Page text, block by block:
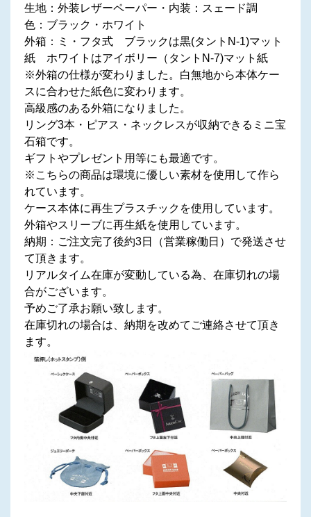
生地：外装レザーペーパー・内装：スェード調
色：ブラック・ホワイト
外箱：ミ・フタ式 ブラックは黒(タントN-1)マット
紙 ホワイトはアイボリー（タントN-7)マット紙
※外箱の仕様が変わりました。白無地から本体ケー
スに合わせた紙色に変わります。
高級感のある外箱になりました。
リング3本・ピアス・ネックレスが収納できるミニ宝
石箱です。
ギフトやプレゼント用等にも最適です。
※こちらの商品は環境に優しい素材を使用して作ら
れています。
ケース本体に再生プラスチックを使用しています。
外箱やスリーブに再生紙を使用しています。
納期：ご注文完了後約3日（営業稼働日）で発送させ
て頂きます。
リアルタイム在庫が変動している為、在庫切れの場
合がございます。
予めご了承お願い致します。
在庫切れの場合は、納期を改めてご連絡させて頂き
ます。